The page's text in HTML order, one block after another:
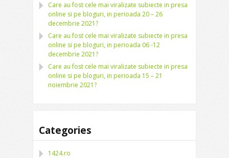
Care au fost cele mai viralizate subiecte in presa
online si pe bloguri, in perioada 20 – 26
decembrie 2021?
Care au fost cele mai viralizate subiecte in presa
online si pe bloguri, in perioada 06 -12
decembrie 2021?
Care au fost cele mai viralizate subiecte in presa
online si pe bloguri, in perioada 15 – 21
noiembrie 2021?
Categories
1424.ro